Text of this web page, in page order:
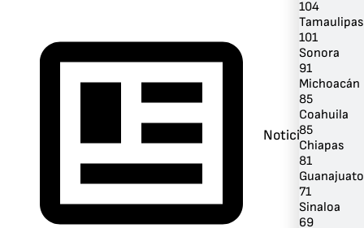
Noticias
104
Tamaulipas
101
Sonora
91
Michoacán
85
Coahuila
85
Chiapas
81
Guanajuato
71
Sinaloa
69